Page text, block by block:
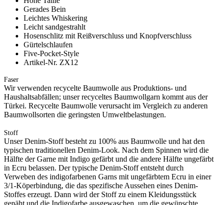
Gerades Bein
Leichtes Whiskering
Leicht sandgestrahlt
Hosenschlitz mit Reißverschluss und Knopfverschluss
Gürtelschlaufen
Five-Pocket-Style
Artikel-Nr. ZX12
Faser
Wir verwenden recycelte Baumwolle aus Produktions- und
Haushaltsabfällen; unser recyceltes Baumwollgarn kommt aus der
Türkei. Recycelte Baumwolle verursacht im Vergleich zu anderen
Baumwollsorten die geringsten Umweltbelastungen.
Stoff
Unser Denim-Stoff besteht zu 100% aus Baumwolle und hat den
typischen traditionellen Denim-Look. Nach dem Spinnen wird die
Hälfte der Garne mit Indigo gefärbt und die andere Hälfte ungefärbt
in Ecru belassen. Der typische Denim-Stoff entsteht durch
Verweben des indigofarbenen Garns mit ungefärbtem Ecru in einer
3/1-Köperbindung, die das spezifische Aussehen eines Denim-
Stoffes erzeugt. Dann wird der Stoff zu einem Kleidungsstück
genäht und die Indigofarbe ausgewaschen, um die gewünschte